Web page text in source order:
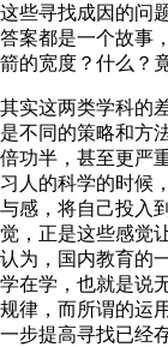
这些寻找成因的问
答案都是一个故事
箭的宽度？什么？
其实这两类学科的
是不同的策略和方
倍功半，甚至更严
习人的科学的时候
与感，将自己投入
觉，正是这些感觉
认为，国内教育的
学在学，也就是说
规律，而所谓的运
一步提高寻找已经